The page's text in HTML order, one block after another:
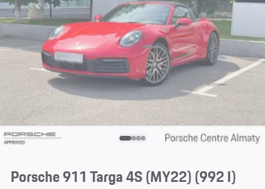
Porsche 911 Targa 4S (MY22)(992 I)